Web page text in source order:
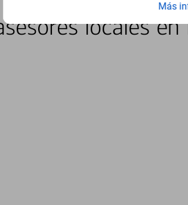
Más
locales en